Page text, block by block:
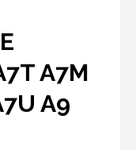
A7M
A9